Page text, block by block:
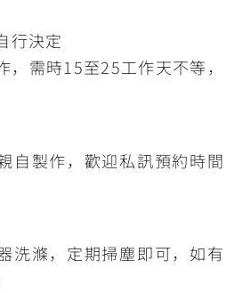
行決定
，需時15至25工作天不等，
自製作，歡迎私訊預約時間
洗滌，定期掃塵即可，如有